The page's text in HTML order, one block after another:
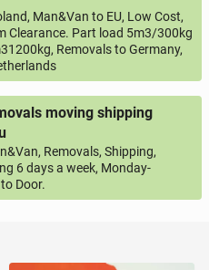
Man&Van to EU, Low Cost,
Clearance. Part load 5m3/300kg
Removals to Germany,
moving shipping
Removals, Shipping,
6 days a week, Monday-
Door.